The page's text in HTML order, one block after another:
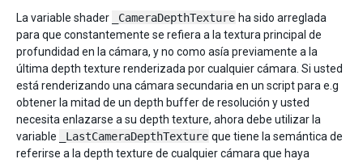
La variable shader _CameraDepthTexture ha sido arreglada
para que constantemente se refiera a la textura principal de
profundidad en la cámara, y no como asía previamente a la
última depth texture renderizada por cualquier cámara. Si usted
está renderizando una cámara secundaria en un script para e.g
obtener la mitad de un depth buffer de resolución y usted
necesita enlazarse a su depth texture, ahora debe utilizar la
variable
_LastCameraDepthTexture que tiene la semántica de
referirse a la depth texture de cualquier cámara que haya